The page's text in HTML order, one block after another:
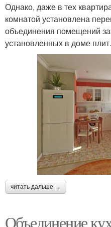
Однако, даже в тех
комнатой установлена
объединения помещений
установленных в доме плит.
читать дальше →
Объединение